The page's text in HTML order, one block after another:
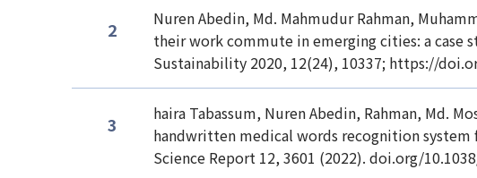
Nuren Abedin, Md. Mahmudur Rahman,
their work commute in emerging cities: a case
Sustainability 2020, 12(24), 10337; https://
haira Tabassum, Nuren Abedin, Rahman, Md.
handwritten medical words recognition
Science Report 12, 3601 (2022). doi.org/